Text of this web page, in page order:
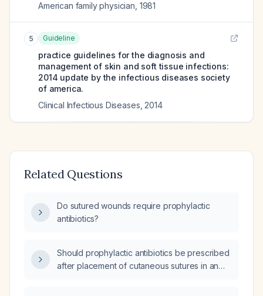
American family physician 1981
5 Guideline
practice guidelines for the diagnosis and
management of skin and soft tissue infections:
2014 update by the infectious diseases society
of america.
Clinical Infectious Diseases 2014
Related Questions
Do sutured wounds require prophylactic
antibiotics?
Should prophylactic antibiotics be prescribed
after placement of cutaneous sutures in an